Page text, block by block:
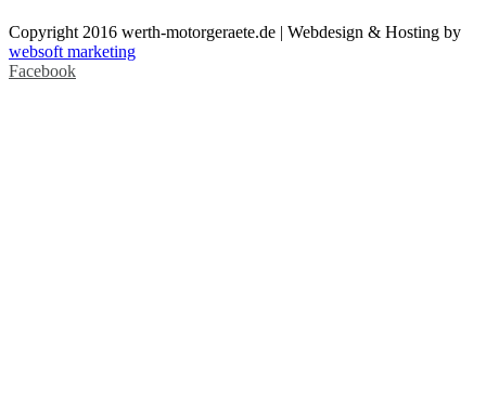
Copyright 2016 werth-motorgeraete.de | Webdesign & Hosting by
websoft marketing
Facebook